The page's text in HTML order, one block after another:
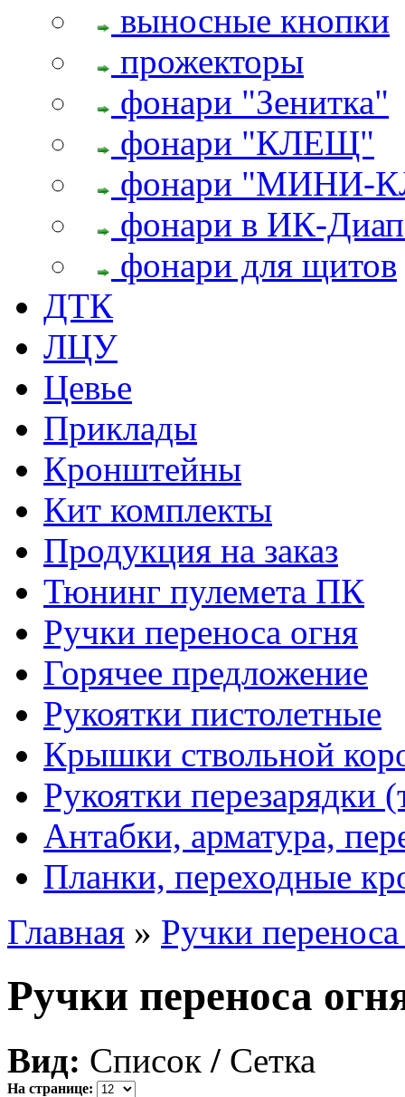
выносные кнопки
прожекторы
фонари "Зенитка"
фонари "КЛЕЩ"
фонари "МИНИ-
фонари в ИК-
фонари для щитов
ДТК
ЛЦУ
Цевье
Приклады
Кронштейны
Кит комплекты
Продукция на заказ
Тюнинг пулемета ПК
Ручки переноса огня
Горячее предложение
Рукоятки пистолетные
Крышки ствольной
Рукоятки перезарядки
Антабки, арматура,
Планки, переходные
Главная » Ручки
Ручки переноса
Вид: Список / Сетка
На странице: